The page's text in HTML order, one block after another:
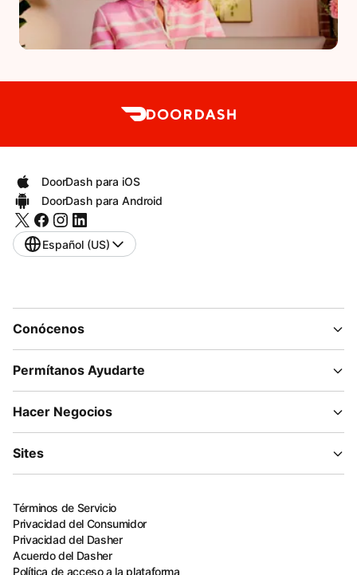
DoorDash para iOS
DoorDash para Android
Español (US)
Conócenos
Permítanos Ayudarte
Hacer Negocios
Sites
Términos de Servicio
Privacidad del Consumidor
Privacidad del Dasher
Acuerdo del Dasher
Política de acceso a la plataforma